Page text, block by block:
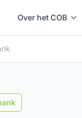
Over het COB